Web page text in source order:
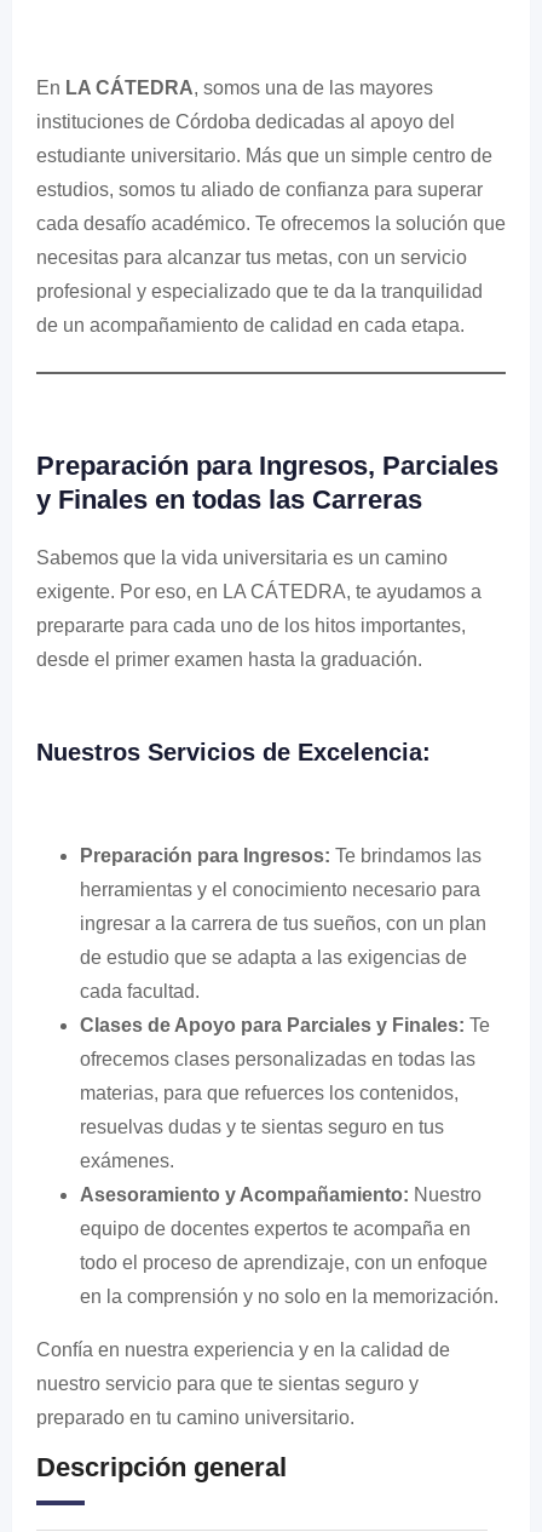
En LA CÁTEDRA, somos una de las mayores
instituciones de Córdoba dedicadas al apoyo del
estudiante universitario. Más que un simple centro de
estudios, somos tu aliado de confianza para superar
cada desafío académico. Te ofrecemos la solución que
necesitas para alcanzar tus metas, con un servicio
profesional y especializado que te da la tranquilidad
de un acompañamiento de calidad en cada etapa.
Preparación para Ingresos, Parciales
y Finales en todas las Carreras
Sabemos que la vida universitaria es un camino
exigente. Por eso, en LA CÁTEDRA, te ayudamos a
prepararte para cada uno de los hitos importantes,
desde el primer examen hasta la graduación.
Nuestros Servicios de Excelencia:
Preparación para Ingresos: Te brindamos las
herramientas y el conocimiento necesario para
ingresar a la carrera de tus sueños, con un plan
de estudio que se adapta a las exigencias de
cada facultad.
Clases de Apoyo para Parciales y Finales: Te
ofrecemos clases personalizadas en todas las
materias, para que refuerces los contenidos,
resuelvas dudas y te sientas seguro en tus
exámenes.
Asesoramiento y Acompañamiento: Nuestro
equipo de docentes expertos te acompaña en
todo el proceso de aprendizaje, con un enfoque
en la comprensión y no solo en la memorización.
Confía en nuestra experiencia y en la calidad de
nuestro servicio para que te sientas seguro y
preparado en tu camino universitario.
Descripción general